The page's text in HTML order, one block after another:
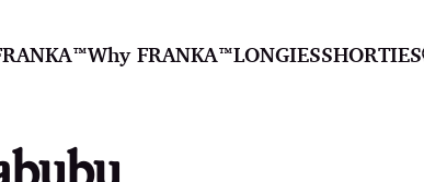
Why FRANKA™️LONGIESSHORTIES